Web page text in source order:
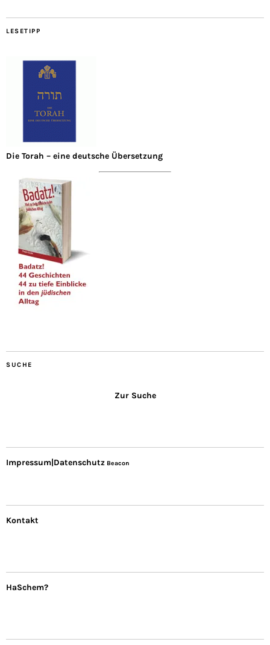
LESETIPP
Die Torah – eine deutsche Übersetzung
SUCHE
Zur Suche
Impressum|Datenschutz Beacon
Kontakt
HaSchem?